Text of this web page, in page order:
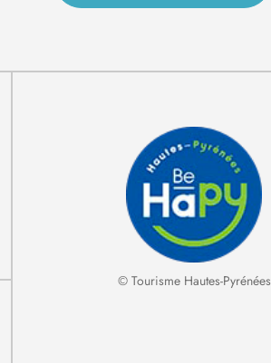
© Tourisme Hautes-Pyrénées